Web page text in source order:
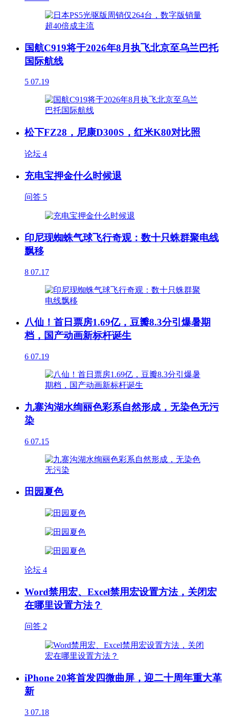
国航C919将于2026年8月执飞北京至乌兰巴托
国际航线
5 07.19
松下FZ28，尼康D300S，红米K80对比照
论坛 4
充电宝押金什么时候退
问答 5
印尼现蜘蛛气球飞行奇观：数十只蛛群聚电线
飘移
8 07.17
八仙！首日票房1.69亿，豆瓣8.3分引爆暑期
档，国产动画新标杆诞生
6 07.19
九寨沟湖水绚丽色彩系自然形成，无染色无污
染
6 07.15
田园夏色
论坛 4
Word禁用宏、Excel禁用宏设置方法，关闭宏
在哪里设置方法？
问答 2
iPhone 20将首发四微曲屏，迎二十周年重大革
新
3 07.18